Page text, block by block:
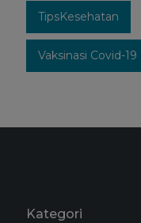
TipsKesehatan
Vaksinasi Covid-19
Kategori